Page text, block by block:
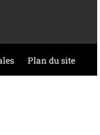
Plan du site